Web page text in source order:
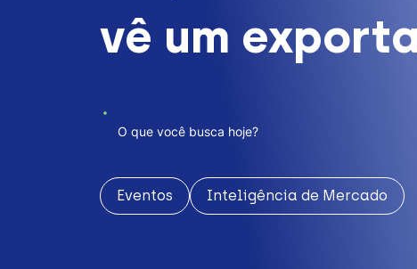
vê um
Eventos Inteligência de Mercado